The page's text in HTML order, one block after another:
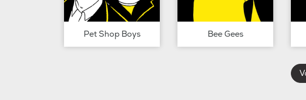
Pet Shop Boys Bee Gees